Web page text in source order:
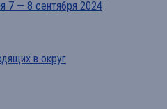
7 — 8 сентября 2024
в округ